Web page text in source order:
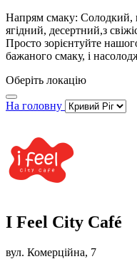
Напрям смаку: Солодкий,
ягідний, десертний,з
Просто зорієнтуйте
бажаного смаку, і
Оберіть локацію
На головну
I Feel City Café
вул. Комерційна, 7